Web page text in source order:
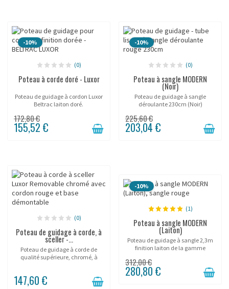
-10%
(0)
Poteau à corde doré - Luxor
Poteau de guidage à cordon Luxor
Beltrac laiton doré.
172,80 €
155,52 €
-10%
(0)
Poteau à sangle MODERN
(Noir)
Poteau de guidage à sangle
déroulante 230cm (Noir)
225,60 €
203,04 €
(0)
Poteau de guidage à corde, à
sceller -...
Poteau de guidage à corde de
qualité supérieure, chromé, à
147,60 €
-10%
(1)
Poteau à sangle MODERN
(Laiton)
Poteau de guidage à sangle 2,3m
finition laiton de la gamme
312,00 €
280,80 €